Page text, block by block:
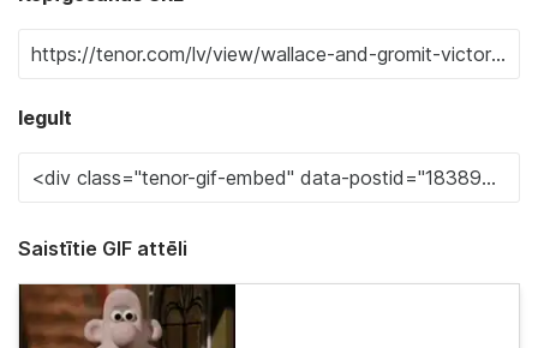
Iegult
Saistītie GIF attēli